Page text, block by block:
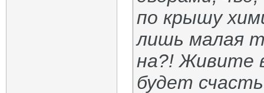
по крышу
лишь малая
на?! Живите
будет